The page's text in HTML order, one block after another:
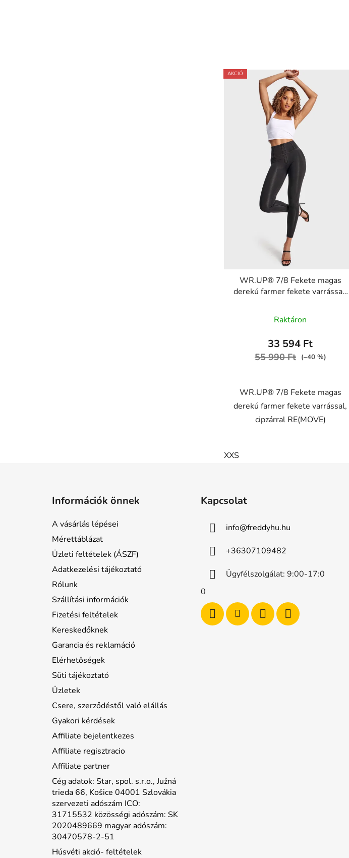
AKCIÓ
WR.UP® 7/8 Fekete magas
derekú farmer fekete varrással,
WRUP4HC002ORG, J7N
Raktáron
33 594 Ft
55 990 Ft (–40 %)
WR.UP® 7/8 Fekete magas
derekú farmer fekete varrással,
cipzárral RE(MOVE)
XXS
Információk önnek
A vásárlás lépései
Mérettáblázat
Üzleti feltételek (ÁSZF)
Adatkezelési tájékoztató
Rólunk
Szállítási információk
Fizetési feltételek
Kereskedőknek
Garancia és reklamáció
Elérhetőségek
Süti tájékoztató
Üzletek
Csere, szerződéstől való elállás
Gyakori kérdések
Affiliate bejelentkezes
Affiliate regisztracio
Affiliate partner
Cég adatok: Star, spol. s.r.o., Južná
trieda 66, Košice 04001 Szlovákia
szervezeti adószám ICO:
31715532 közösségi adószám: SK
2020489669 magyar adószám:
30470578-2-51
Húsvéti akció- feltételek
Kapcsolat
info@freddyhu.hu
+36307109482
Ügyfélszolgálat: 9:00-17:0
0